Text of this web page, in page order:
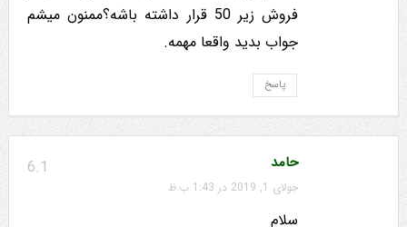
فروش زیر 50 قرار داشته باشه؟ممنون میشم
جواب بدید واقعا مهمه.
پاسخ
6.1 حامد
جولای 1, 2019 در 1:43 ب.ظ
سلام